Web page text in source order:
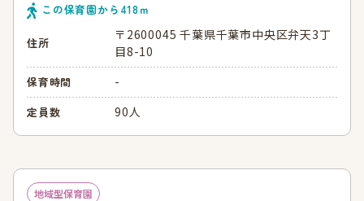
この保育園から 418ｍ
住所
〒2600045 千葉県千葉市中央区弁天3丁
目8-10
保育時間 -
定員数 90人
地域型保育園